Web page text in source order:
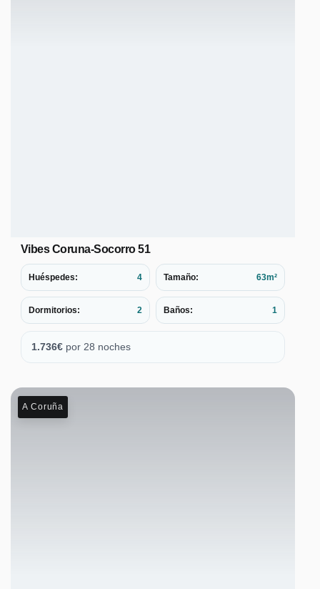
Vibes Coruna-Socorro 51
Huéspedes: 4 Tamaño: 63m²
Dormitorios: 2 Baños: 1
1.736€ por 28 noches
A Coruña